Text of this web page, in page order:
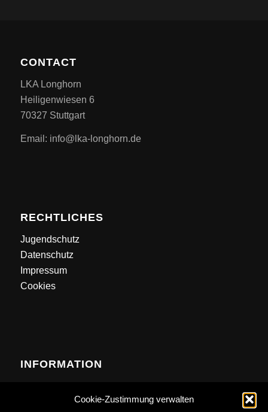
Cookie-Zustimmung verwalten
CONTACT
LKA Longhorn
Heiligenwiesen 6
70327 Stuttgart
Email: info@lka-longhorn.de
RECHTLICHES
Jugendschutz
Datenschutz
Impressum
Cookies
INFORMATION